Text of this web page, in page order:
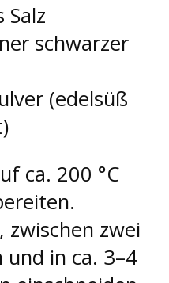
Salz
schwarzer
(edelsüß
ca. 200 °C
zwischen zwei
und in ca. 3–4